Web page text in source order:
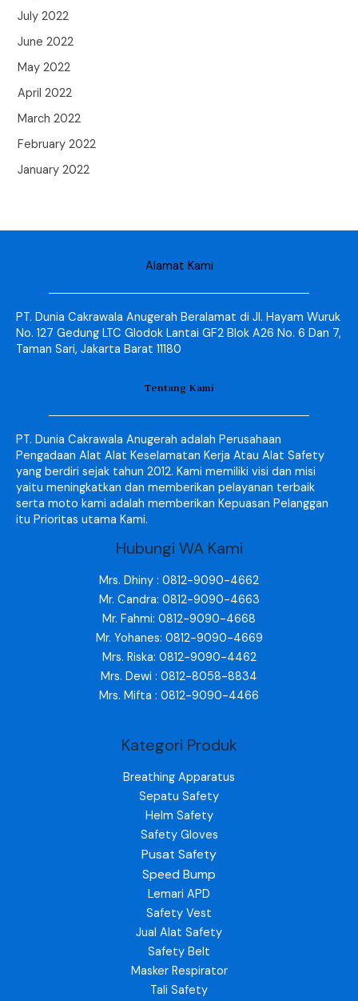
July 2022
June 2022
May 2022
April 2022
March 2022
February 2022
January 2022
Alamat Kami
PT. Dunia Cakrawala Anugerah Beralamat di Jl. Hayam Wuruk
No. 127 Gedung LTC Glodok Lantai GF2 Blok A26 No. 6 Dan 7,
Taman Sari, Jakarta Barat 11180
Tentang Kami
PT. Dunia Cakrawala Anugerah adalah Perusahaan
Pengadaan Alat Alat Keselamatan Kerja Atau Alat Safety
yang berdiri sejak tahun 2012. Kami memiliki visi dan misi
yaitu meningkatkan dan memberikan pelayanan terbaik
serta moto kami adalah memberikan Kepuasan Pelanggan
itu Prioritas utama Kami.
Hubungi WA Kami
Mrs. Dhiny : 0812-9090-4662
Mr. Candra: 0812-9090-4663
Mr. Fahmi: 0812-9090-4668
Mr. Yohanes: 0812-9090-4669
Mrs. Riska: 0812-9090-4462
Mrs. Dewi : 0812-8058-8834
Mrs. Mifta : 0812-9090-4466
Kategori Produk
Breathing Apparatus
Sepatu Safety
Helm Safety
Safety Gloves
Pusat Safety
Speed Bump
Lemari APD
Safety Vest
Jual Alat Safety
Safety Belt
Masker Respirator
Tali Safety